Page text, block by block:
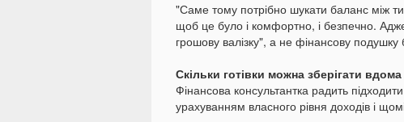
"Саме тому потрібно шукати баланс між
щоб це було і комфортно, і безпечно.
грошову валізку", а не фінансову
Скільки готівки можна зберігати вдома
Фінансова консультантка радить
урахуванням власного рівня доходів і